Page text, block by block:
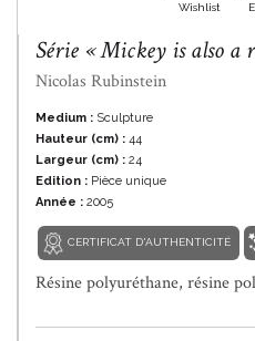
Wishlist
Série « Mickey is also a
Nicolas Rubinstein
Medium : Sculpture
Hauteur (cm) : 44
Largeur (cm) : 24
Edition : Pièce unique
Année : 2005
CERTIFICAT D'AUTHENTICITÉ
Résine polyuréthane, résine